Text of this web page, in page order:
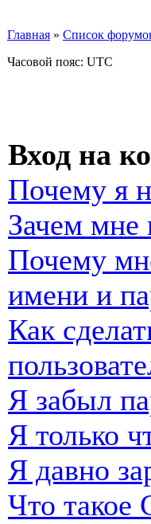
Главная » Список
Часовой пояс: UTC
Вход на
Почему я
Зачем мне
Почему
имени и
Как
Я забыл
Я только
Я давно
Что такое